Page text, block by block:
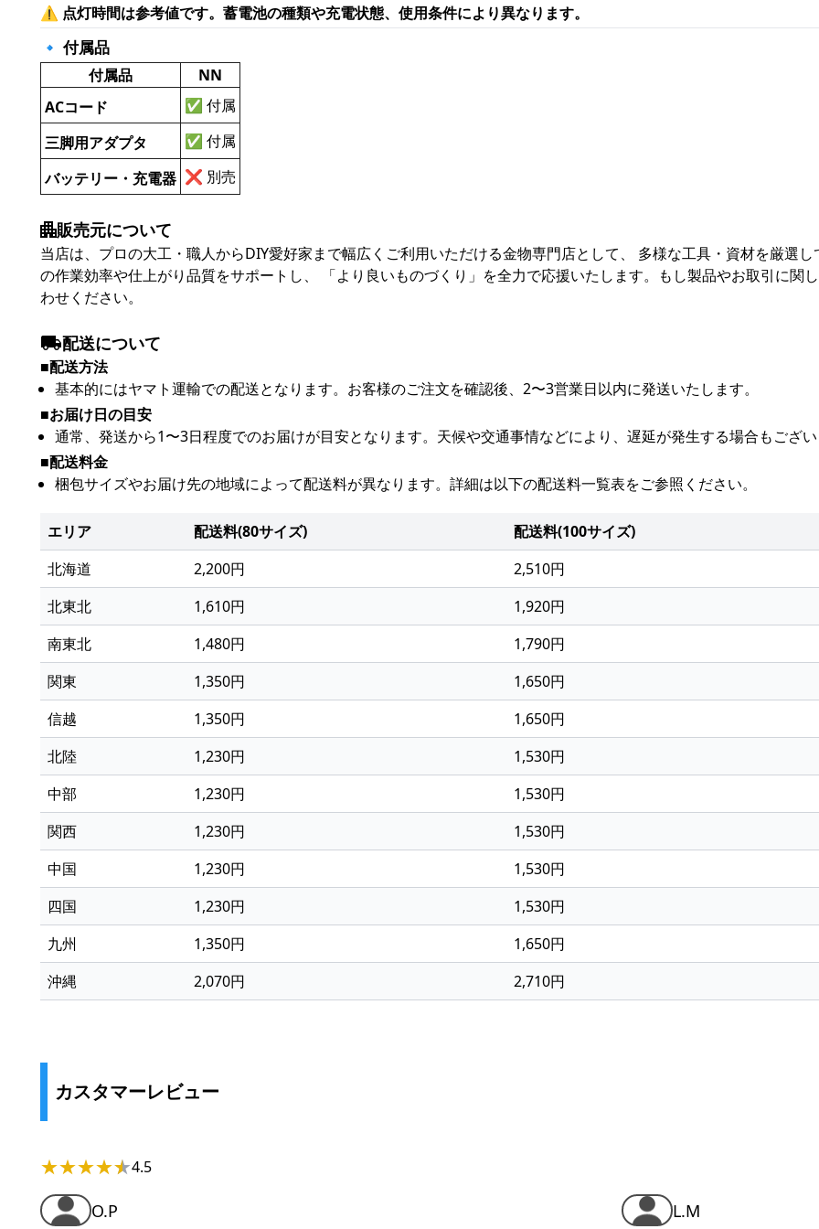
⚠ 点灯時間は参考値です。蓄電池の種類や充電状態、使用条件により異なります。
🔹 付属品
付属品
NN
ACコード
✅ 付属
三脚用アダプタ
✅ 付属
バッテリー・充電器 ❌ 別売
販売元について
当店は、プロの大工・職人からDIY愛好家まで幅広くご利用いただける金物専門店として、 多様な工具・資材を厳選
の作業効率や仕上がり品質をサポートし、 「より良いものづくり」を全力で応援いたします。もし製品やお取引に関
わせください。
配送について
■配送方法
基本的にはヤマト運輸での配送となります。お客様のご注文を確認後、2〜3営業日以内に発送いたします。
■お届け日の目安
通常、発送から1〜3日程度でのお届けが目安となります。天候や交通事情などにより、遅延が発生する場合もござ
■配送料金
梱包サイズやお届け先の地域によって配送料が異なります。詳細は以下の配送料一覧表をご参照ください。
エリア 配送料(80サイズ)
配送料(100サイズ)
北海道
2,200円
2,510円
北東北
1,610円
1,920円
南東北
1,480円
1,790円
関東
1,350円
1,650円
信越
1,350円
1,650円
北陸
1,230円
1,530円
中部
1,230円
1,530円
関西
1,230円
1,530円
中国
1,230円
1,530円
四国
1,230円
1,530円
九州
1,350円
1,650円
沖縄
2,070円 2,710円
カスタマーレビュー
★★★★★
★4.5
O.P L.M